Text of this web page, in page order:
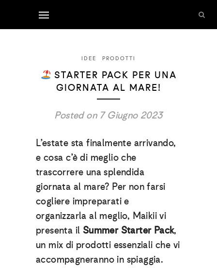
IDEE PRODOTTI
STARTER PACK PER UNA
GIORNATA AL MARE!
Posted on 7 Giugno 2023
L’estate sta finalmente arrivando,
e cosa c’è di meglio che
trascorrere una splendida
giornata al mare? Per non farsi
cogliere impreparati e
organizzarla al meglio, Maikii vi
presenta il Summer Starter Pack,
un mix di prodotti essenziali che vi
accompagneranno in spiaggia.